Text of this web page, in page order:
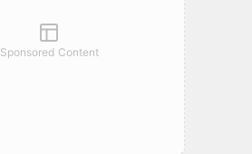
Sponsored Content